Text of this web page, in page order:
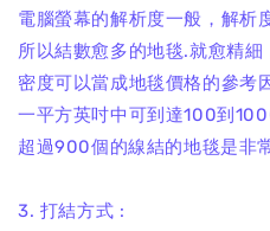
電腦螢幕的解析度一般，解析
所以結數愈多的地毯.就愈精
密度可以當成地毯價格的參考
一平方英吋中可到達100到
超過900個的線結的地毯是非
3. 打結方式 :